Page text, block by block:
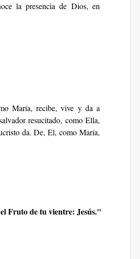
la presencia de Dios, en
María, recibe, vive y da a
resucitado, como Ella,
da. De, El, como María,
Fruto de tu vientre: Jesús."